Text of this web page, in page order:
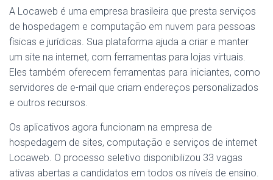
A Locaweb é uma empresa brasileira que presta serviços
de hospedagem e computação em nuvem para pessoas
físicas e jurídicas. Sua plataforma ajuda a criar e manter
um site na internet, com ferramentas para lojas virtuais.
Eles também oferecem ferramentas para iniciantes, como
servidores de e-mail que criam endereços personalizados
e outros recursos.
Os aplicativos agora funcionam na empresa de
hospedagem de sites, computação e serviços de internet
Locaweb. O processo seletivo disponibilizou 33 vagas
ativas abertas a candidatos em todos os níveis de ensino.